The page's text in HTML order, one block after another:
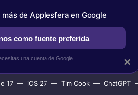
APPLESFERA SELECCIÓN
17 iOS 27 Tim Cook ChatGPT
×
más de Applesfera en Google
como fuente preferida
una cuenta de Google